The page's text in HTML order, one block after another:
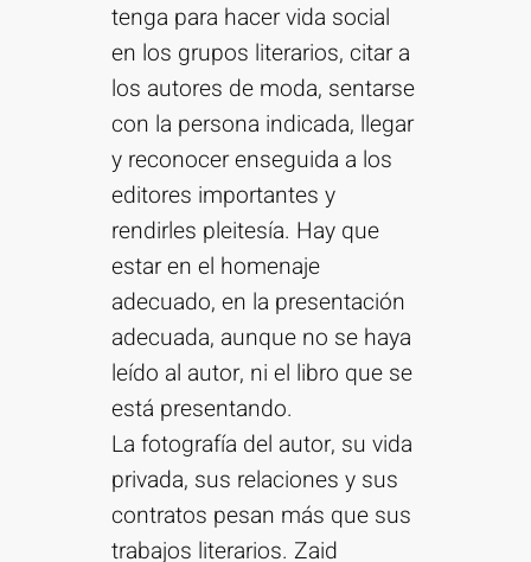
tenga para hacer vida social
en los grupos literarios, citar a
los autores de moda, sentarse
con la persona indicada, llegar
y reconocer enseguida a los
editores importantes y
rendirles pleitesía. Hay que
estar en el homenaje
adecuado, en la presentación
adecuada, aunque no se haya
leído al autor, ni el libro que se
está presentando.
La fotografía del autor, su vida
privada, sus relaciones y sus
contratos pesan más que sus
trabajos literarios. Zaid